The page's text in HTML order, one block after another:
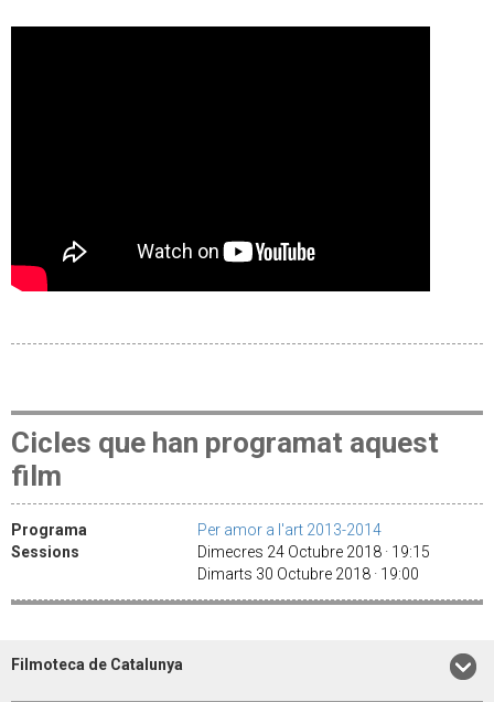
Cicles que han programat aquest
film
Programa
Per amor a l'art 2013-2014
Sessions
Dimecres 24 Octubre 2018 · 19:15
Dimarts 30 Octubre 2018 · 19:00
Filmoteca de Catalunya